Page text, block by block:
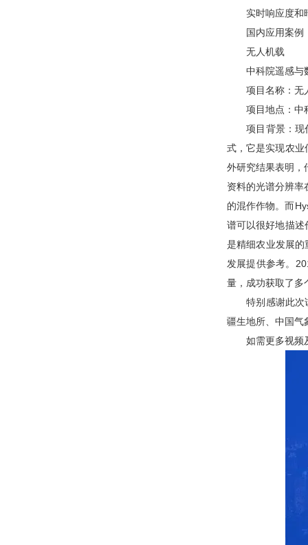
实时响应度和
国内应用案例
无人机载
中科院遥感与数
项目名称：无
项目地点：中科
项目背景：现代
式，它是实现农业
外研究结果表明，
资料的光谱分辨
的混作作物。而
谱可以很好地描述
是精细农业发展
发展提供参考。
量，成功获取了多
特别感谢此次试
疆生地所、中国气
如需更多视频及